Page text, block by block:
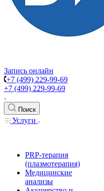
Запись онлайн
+7 (499) 229-99-69
+7 (499) 229-99-69
Поиск
Услуги
PRP-терапия
(плазмотерапия)
Медицинские
анализы